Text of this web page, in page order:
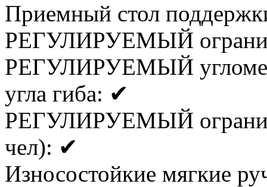
Приемный стол
РЕГУЛИРУЕМЫЙ
РЕГУЛИРУЕМЫЙ угломер
угла гиба: ✔
РЕГУЛИРУЕМЫЙ
чел): ✔
Износостойкие мягкие